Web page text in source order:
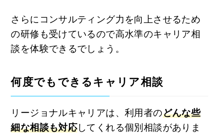
さらにコンサルティング力を向上させるため
の研修も受けているので高水準のキャリア相
談を体験できるでしょう。
何度でもできるキャリア相談
リージョナルキャリアは、利用者のどんな些
細な相談も対応してくれる個別相談がありま